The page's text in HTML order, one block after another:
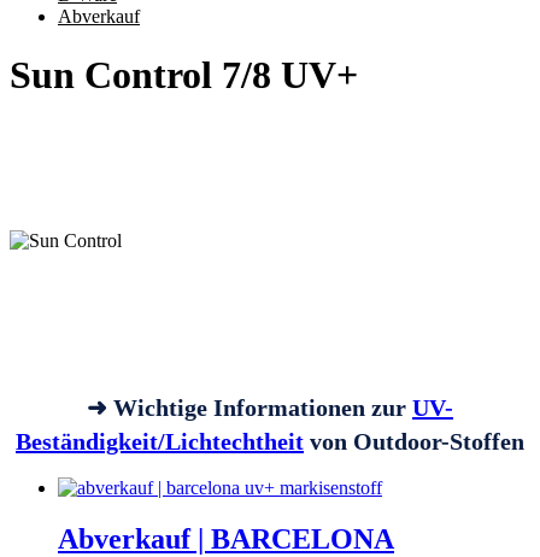
Abverkauf
Sun Control 7/8 UV+
➜ Wichtige Informationen zur UV-
Beständigkeit/Lichtechtheit von Outdoor-Stoffen
Abverkauf | BARCELONA